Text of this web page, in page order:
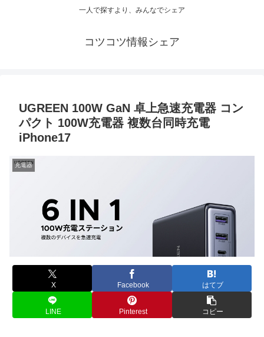
一人で探すより、みんなでシェア
コツコツ情報シェア
UGREEN 100W GaN 卓上急速充電器 コン
パクト 100W充電器 複数台同時充電
iPhone17
充電器
X Facebook はてブ
LINE Pinterest コピー